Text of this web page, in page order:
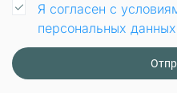
Я согласен с
персональных